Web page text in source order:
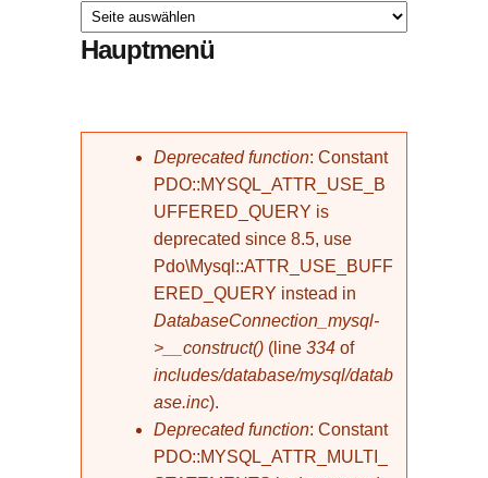
Hauptmenü
Fehlermeldung
Deprecated function: Constant
PDO::MYSQL_ATTR_USE_B
UFFERED_QUERY is
deprecated since 8.5, use
Pdo\Mysql::ATTR_USE_BUFF
ERED_QUERY instead in
DatabaseConnection_mysql-
>__construct() (line 334 of
includes/database/mysql/datab
ase.inc).
Deprecated function: Constant
PDO::MYSQL_ATTR_MULTI_